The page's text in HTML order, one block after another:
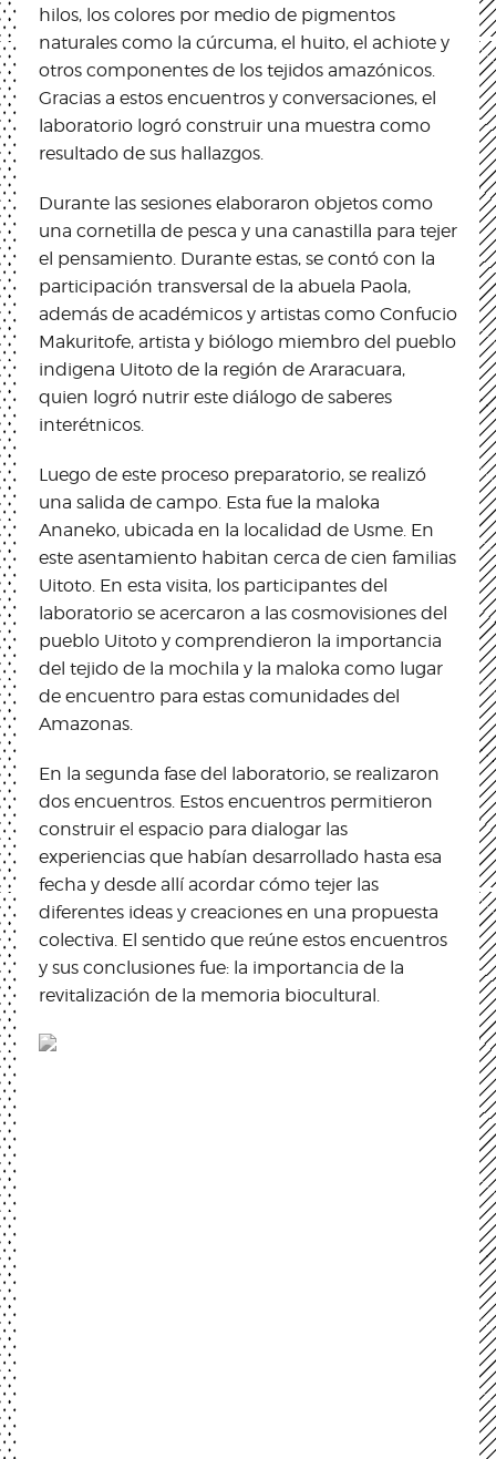
hilos, los colores por medio de pigmentos
naturales como la cúrcuma, el huito, el achiote y
otros componentes de los tejidos amazónicos.
Gracias a estos encuentros y conversaciones, el
laboratorio logró construir una muestra como
resultado de sus hallazgos.
Durante las sesiones elaboraron objetos como
una cornetilla de pesca y una canastilla para tejer
el pensamiento. Durante estas, se contó con la
participación transversal de la abuela Paola,
además de académicos y artistas como Confucio
Makuritofe, artista y biólogo miembro del pueblo
indigena Uitoto de la región de Araracuara,
quien logró nutrir este diálogo de saberes
interétnicos.
Luego de este proceso preparatorio, se realizó
una salida de campo. Esta fue la maloka
Ananeko, ubicada en la localidad de Usme. En
este asentamiento habitan cerca de cien familias
Uitoto. En esta visita, los participantes del
laboratorio se acercaron a las cosmovisiones del
pueblo Uitoto y comprendieron la importancia
del tejido de la mochila y la maloka como lugar
de encuentro para estas comunidades del
Amazonas.
En la segunda fase del laboratorio, se realizaron
dos encuentros. Estos encuentros permitieron
construir el espacio para dialogar las
experiencias que habían desarrollado hasta esa
fecha y desde allí acordar cómo tejer las
diferentes ideas y creaciones en una propuesta
colectiva. El sentido que reúne estos encuentros
y sus conclusiones fue: la importancia de la
revitalización de la memoria biocultural.